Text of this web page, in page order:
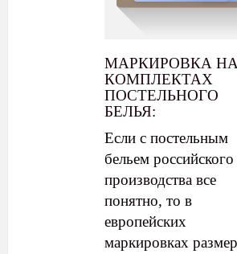
МАРКИРОВКА НА
КОМПЛЕКТАХ
ПОСТЕЛЬНОГО
БЕЛЬЯ:
Если с постельным
бельем российского
производства все
понятно, то в
европейских
маркировках